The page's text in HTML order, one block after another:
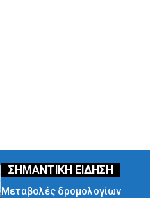
Μεταβολές δρομολογίων